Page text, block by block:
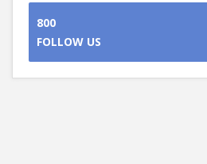
800
FOLLOW US